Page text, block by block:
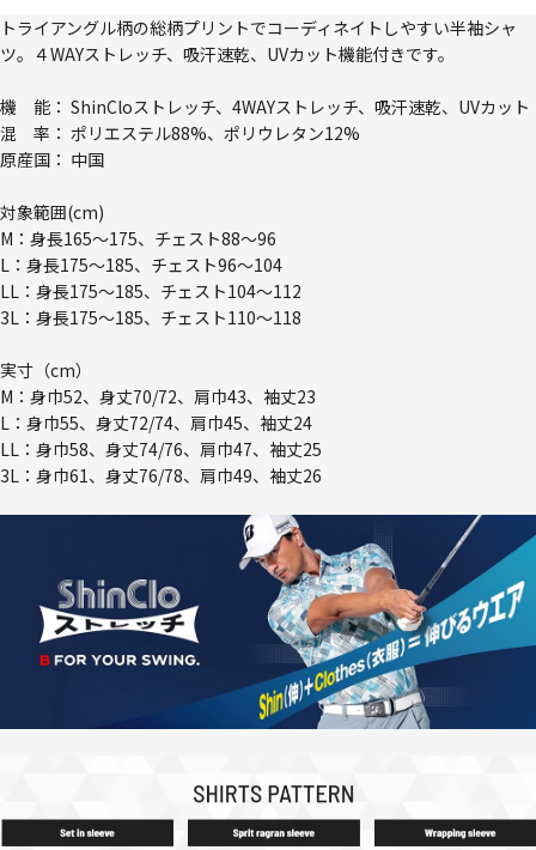
トライアングル柄の総柄プリントでコーディネイトしやすい半袖シャ
ツ。４WAYストレッチ、吸汗速乾、UVカット機能付きです。
機 能： ShinCloストレッチ、4WAYストレッチ、吸汗速乾、UVカット
混 率： ポリエステル88%、ポリウレタン12%
原産国： 中国
対象範囲(cm)
M：身長165～175、チェスト88～96
L：身長175～185、チェスト96～104
LL：身長175～185、チェスト104～112
3L：身長175～185、チェスト110～118
実寸（cm）
M：身巾52、身丈70/72、肩巾43、袖丈23
L：身巾55、身丈72/74、肩巾45、袖丈24
LL：身巾58、身丈74/76、肩巾47、袖丈25
3L：身巾61、身丈76/78、肩巾49、袖丈26